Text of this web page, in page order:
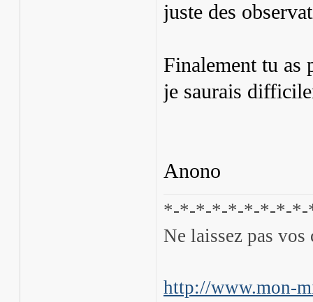
juste des
Finalement tu as
je saurais
Anono
*-*-*-*-*-*-*-*-
Ne laissez pas
http://www.mon-